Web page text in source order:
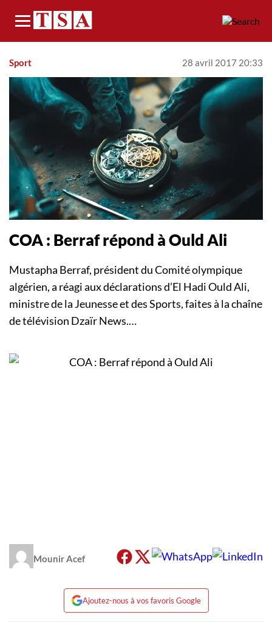
Menu
Sport 28 avril 2017 20:33
COA : Berraf répond à Ould Ali
Mustapha Berraf, président du Comité olympique
algérien, a réagi aux déclarations d’El Hadi Ould Ali,
ministre de la Jeunesse et des Sports, faites à la chaîne
de télévision Dzaïr News.…
Mounir Acef
Ajoutez-nous à vos favoris Google